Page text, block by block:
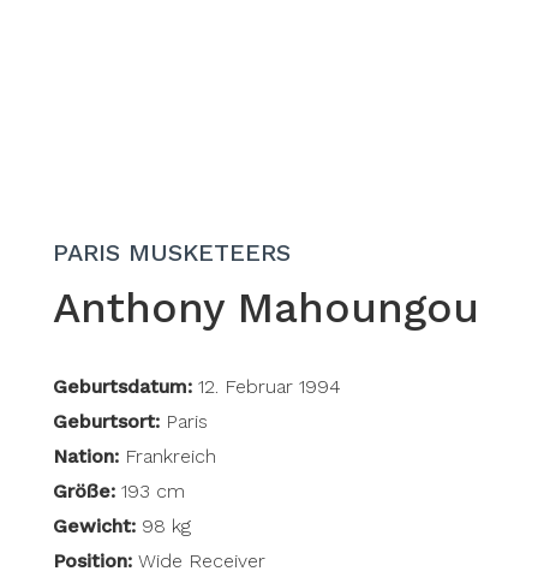
PARIS MUSKETEERS
Anthony Mahoungou
Geburtsdatum:12. Februar 1994
Geburtsort:Paris
Nation:Frankreich
Größe:193 cm
Gewicht:98 kg
Position:Wide Receiver